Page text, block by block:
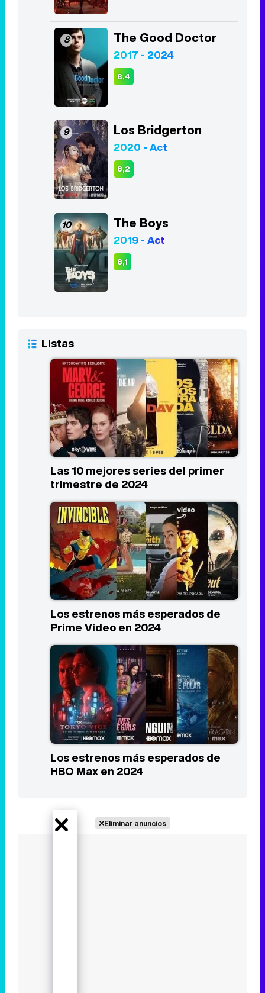
8 The Good Doctor
2017 - 2024
8,4
9 Los Bridgerton
2020 - Act
8,2
10 The Boys
2019 - Act
8,1
Listas
Las 10 mejores series del primer
trimestre de 2024
Los estrenos más esperados de
Prime Video en 2024
Los estrenos más esperados de
HBO Max en 2024
Eliminar anuncios